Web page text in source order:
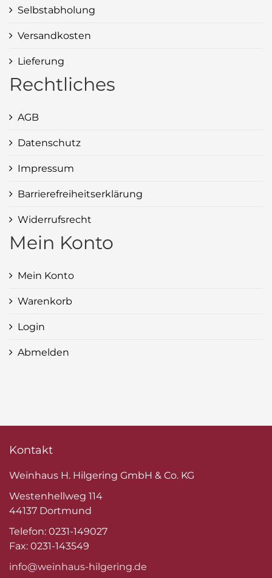
Selbstabholung
Versandkosten
Lieferung
Rechtliches
AGB
Datenschutz
Impressum
Barrierefreiheitserklärung
Widerrufsrecht
Mein Konto
Mein Konto
Warenkorb
Login
Abmelden
Kontakt
Weinhaus H. Hilgering GmbH & Co. KG
Westenhellweg 114
44137 Dortmund
Telefon: 0231-149027
Fax: 0231-143549
info@weinhaus-hilgering.de